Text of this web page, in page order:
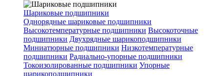
Шариковые подшипники
Однорядные шариковые подшипники
Высокотемпературные подшипники Высокоточные
подшипники Двухрядные шарикоподшипники
Миниатюрные подшипники Низкотемпературные
подшипники Радиально-упорные подшипники
Токоизолированные подшипники Упорные
шарикоподшипники